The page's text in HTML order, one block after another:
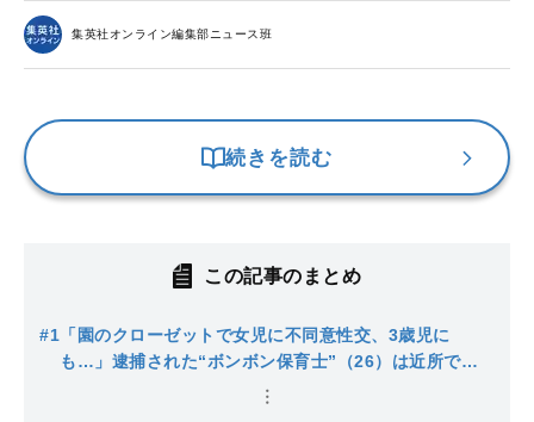
集英社オンライン編集部ニュース班
続きを読む
この記事のまとめ
#1 「園のクローゼットで女児に不同意性交、3歳児に
も…」逮捕された“ボンボン保育士”（26）は近所では
愛妻家のイクメンとして評判。庭でプール遊びに